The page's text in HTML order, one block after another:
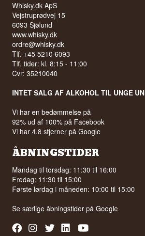
Whisky.dk ApS
Vejstruprødvej 15
6093 Sjølund
www.whisky.dk
ordre@whisky.dk
Tlf. +45 5210 6093
Tlf. tider: kl. 8:15 - 11:00
Cvr: 35210040
INTET SALG AF ALKOHOL TIL UNGE
Vi har en bedømmelse på
92% ud af 100% på Facebook
Vi har 4,8 stjerner på Google
ÅBNINGSTIDER
Mandag til torsdag: 11:30 til 16:00
Fredag: 11:30 til 15:00
Første lørdag i måneden: 10:00 til 15:00
Se særlige åbningstider påGoogle